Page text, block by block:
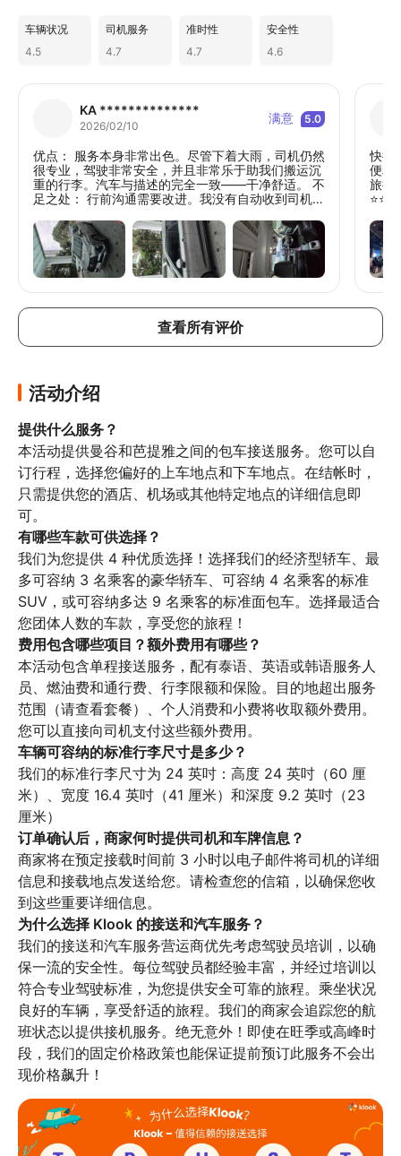
车辆状况
4.5
司机服务
4.7
准时性
4.7
安全性
4.6
KA **************
2026/02/10 满意 5.0
优点： 服务本身非常出色。尽管下着大雨，司机仍然
很专业，驾驶非常安全，并且非常乐于助我们搬运沉
重的行李。汽车与描述的完全一致——干净舒适。 不
足之处： 行前沟通需要改进。我没有自动收到司机的
终只在接机前35分钟才收到信息。 结论：执行出
色，但由于沟通延迟，预订过程有点紧张。
快捷
便利
旅行
查看所有评价
活动介绍
提供什么服务？
本活动提供曼谷和芭提雅之间的包车接送服务。您可以自
订行程，选择您偏好的上车地点和下车地点。在结帐时，
只需提供您的酒店、机场或其他特定地点的详细信息即
有哪些车款可供选择？
我们为您提供 4 种优质选择！选择我们的经济型轿车、最
多可容纳 3 名乘客的豪华轿车、可容纳 4 名乘客的标准
SUV，或可容纳多达 9 名乘客的标准面包车。选择最适合
费用包含哪些项目？额外费用有哪些？
本活动包含单程接送服务，配有泰语、英语或韩语服务人
员、燃油费和通行费、行李限额和保险。目的地超出服务
范围（请查看套餐）、个人消费和小费将收取额外费用。
车辆可容纳的标准行李尺寸是多少？
我们的标准行李尺寸为 24 英吋：高度 24 英吋（60 厘
米）、宽度 16.4 英吋（41 厘米）和深度 9.2 英吋（23
订单确认后，商家何时提供司机和车牌信息？
商家将在预定接载时间前 3 小时以电子邮件将司机的详细
信息和接载地点发送给您。请检查您的信箱，以确保您收
为什么选择 Klook 的接送和汽车服务？
我们的接送和汽车服务营运商优先考虑驾驶员培训，以确
保一流的安全性。每位驾驶员都经验丰富，并经过培训以
符合专业驾驶标准，为您提供安全可靠的旅程。乘坐状况
良好的车辆，享受舒适的旅程。我们的商家会追踪您的航
班状态以提供接机服务。绝无意外！即使在旺季或高峰时
段，我们的固定价格政策也能保证提前预订此服务不会出
现价格飙升！